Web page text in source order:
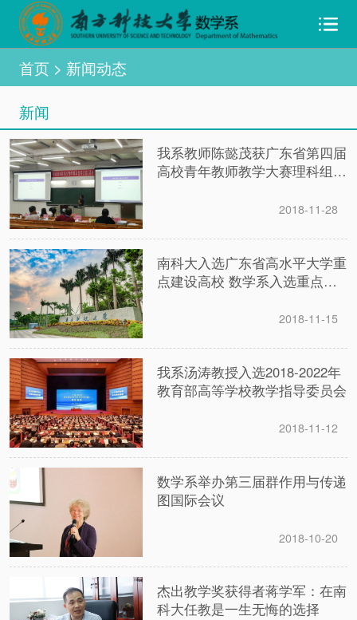
首页> 新闻动态
新闻
我系教师陈懿茂获广东省第四届
高校青年教师教学大赛理科组三
2018-11-28
南科大入选广东省高水平大学重
点建设高校 数学系入选重点建
2018-11-15
我系汤涛教授入选2018-2022年
教育部高等学校教学指导委员会
2018-11-12
数学系举办第三届群作用与传递
图国际会议
2018-10-20
杰出教学奖获得者蒋学军：在南
科大任教是一生无悔的选择